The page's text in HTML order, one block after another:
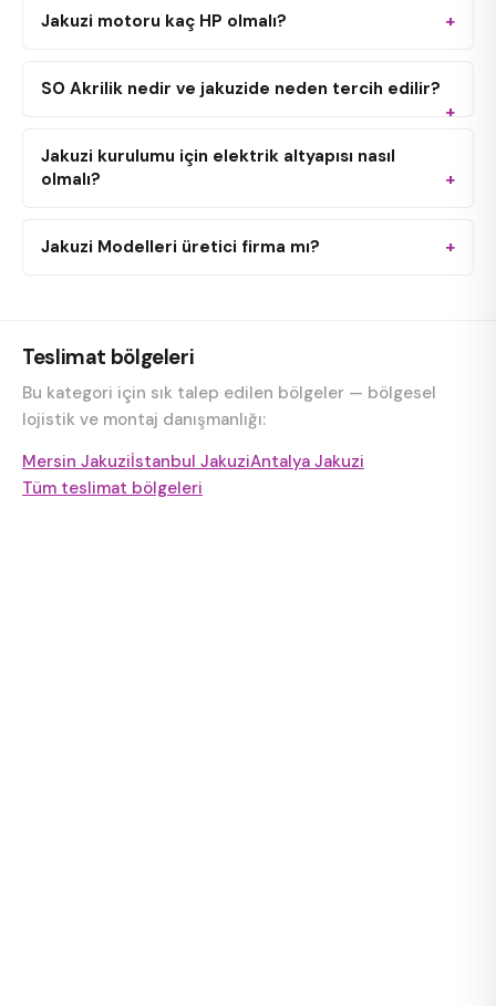
Jakuzi motoru kaç HP olmalı?
SO Akrilik nedir ve jakuzide neden tercih edilir?
Jakuzi kurulumu için elektrik altyapısı nasıl
olmalı?
Jakuzi Modelleri üretici firma mı?
Teslimat bölgeleri
Bu kategori için sık talep edilen bölgeler — bölgesel
lojistik ve montaj danışmanlığı:
Mersin Jakuziİstanbul JakuziAntalya Jakuzi
Tüm teslimat bölgeleri